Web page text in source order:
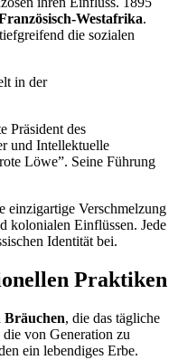
Westafrika.
die sozialen
in der
Präsident des
und Intellektuelle
Löwe”. Seine Führung
einzigartige Verschmelzung
kolonialen Einflüssen. Jede
Identität bei.
Praktiken
Bräuchen, die das tägliche
die von Generation zu
ein lebendiges Erbe.